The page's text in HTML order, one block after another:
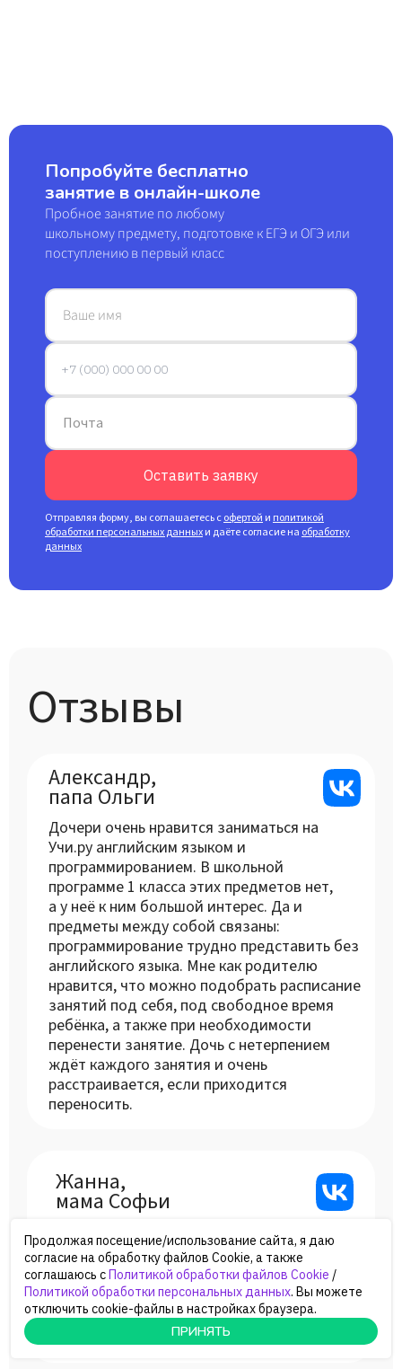
БЕСПЛАТНОЕ ЗАНЯТИЕ
БЕСПЛАТНОЕ ЗАНЯТИЕ
БЕСПЛАТНОЕ ЗАНЯТИЕ
БЕСПЛАТНОЕ ЗАНЯТИЕ
БЕСПЛАТНОЕ ЗАНЯТИЕ
БЕСПЛАТНОЕ ЗАНЯТИЕ
БЕСПЛАТНОЕ ЗАНЯТИЕ
БЕСПЛАТНОЕ ЗАНЯТИЕ
БЕСПЛАТНОЕ ЗАНЯТИЕ
БЕСПЛАТНОЕ ЗАНЯТИЕ
БЕСПЛАТНОЕ ЗАНЯТИЕ
БЕСПЛАТНОЕ ЗАНЯТИЕ
БЕСПЛАТНОЕ ЗАНЯТИЕ
БЕСПЛАТНОЕ ЗАНЯТИЕ
БЕСПЛАТНОЕ ЗАНЯТИЕ
Попробуйте бесплатно
занятие в онлайн-школе
Пробное занятие по любому
школьному предмету, подготовке к ЕГЭ и ОГЭ или
поступлению в первый класс
Ваше имя
Почта
Оставить заявку
Отправляя форму, вы соглашаетесь софертой и политикой
обработки персональных данныхи даёте согласие на обработку
данных
Отзывы
Александр,
папа Ольги
Дочери очень нравится заниматься на
Учи.ру английским языком и
программированием. В школьной
программе 1 класса этих предметов нет,
а у неё к ним большой интерес. Да и
предметы между собой связаны:
программирование трудно представить без
английского языка. Мне как родителю
нравится, что можно подобрать расписание
занятий под себя, под свободное время
ребёнка, а также при необходимости
перенести занятие. Дочь с нетерпением
ждёт каждого занятия и очень
расстраивается, если приходится
переносить.
Жанна,
мама Софьи
Моей дочери Софье очень нравятся
занятия с педагогом Кариной! Мы
довольны успехами ребёнка. Карина –
очень ответственный и профессионально
грамотный педагог. Пока с нами Карина,
мы чувствуем себя уверенно. Спасибо!
Продолжая посещение/использование сайта, я даю
согласие на обработку файлов Cookie, а также
соглашаюсь сПолитикой обработки файлов Cookie /
Политикой обработки персональных данных. Вы можете
отключить cookie-файлы в настройках браузера.
ПРИНЯТЬ